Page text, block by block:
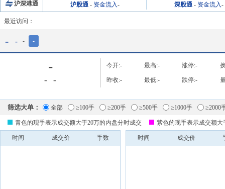
沪深港通 沪股通 - 资金流入- 深股通 - 资金流入-
最近访问：
- - - -
-
- -
今开:- 最高:- 涨停:-
昨收:- 最低:- 跌停:-
筛选大单： 全部 ≥100手 ≥200手 ≥500手 ≥1000手 ≥2000
青色的现手表示成交额大于20万的内盘分时成交 紫色的现手表示成交额
时间 成交价 手数 时间 成交价